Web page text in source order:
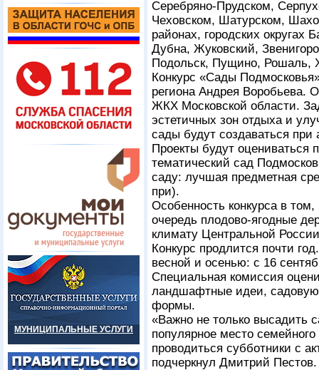
МУНИЦИПАЛЬНЫЕ УСЛУГИ
Серебряно-Прудском,
Чеховском, Шатурском,
районах, городских
Дубна, Жуковский,
Подольск, Пущино, Рошаль,
Конкурс «Сады
региона Андрея Воробьева.
ЖКХ Московской области.
эстетичных зон отдыха и
сады будут создаваться при
Проекты будут
тематический сад
саду: лучшая предметная
при).
Особенность конкурса в
очередь плодово-ягодные
климату Центральной
Конкурс продлится почти
весной и осенью: с 16
Специальная комиссия
ландшафтные идеи, садовую
формы.
«Важно не только высадить
популярное место
проводиться субботники с
подчеркнул Дмитрий Пестов.